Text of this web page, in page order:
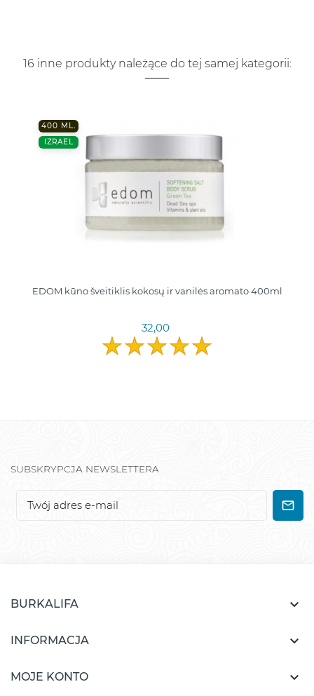
16 inne produkty należące do tej samej kategorii:
400 ML.
IZRAEL
EDOM kūno šveitiklis kokosų ir vanilės aromato 400ml
32,00
SUBSKRYPCJA NEWSLETTERA
BURKALIFA 
INFORMACJA 
MOJE KONTO 